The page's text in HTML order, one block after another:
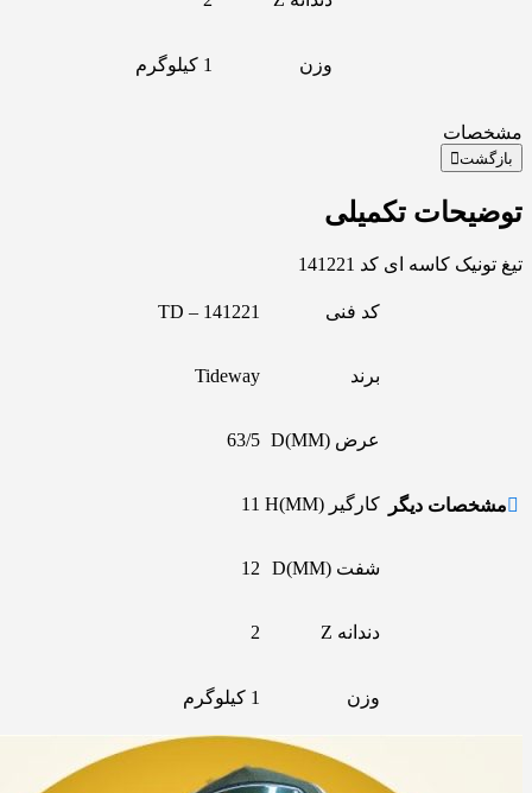
وزن 1 کیلوگرم
مشخصات
بازگشت
توضیحات تکمیلی
تیغ تونیک کاسه ای کد 141221
مشخصات دیگر
کد فنی TD – 141221
برند Tideway
عرض D(MM) 63/5
کارگیر H(MM) 11
شفت D(MM) 12
دندانه Z 2
وزن 1 کیلوگرم